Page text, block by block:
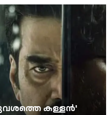
കള്ളന്‍'